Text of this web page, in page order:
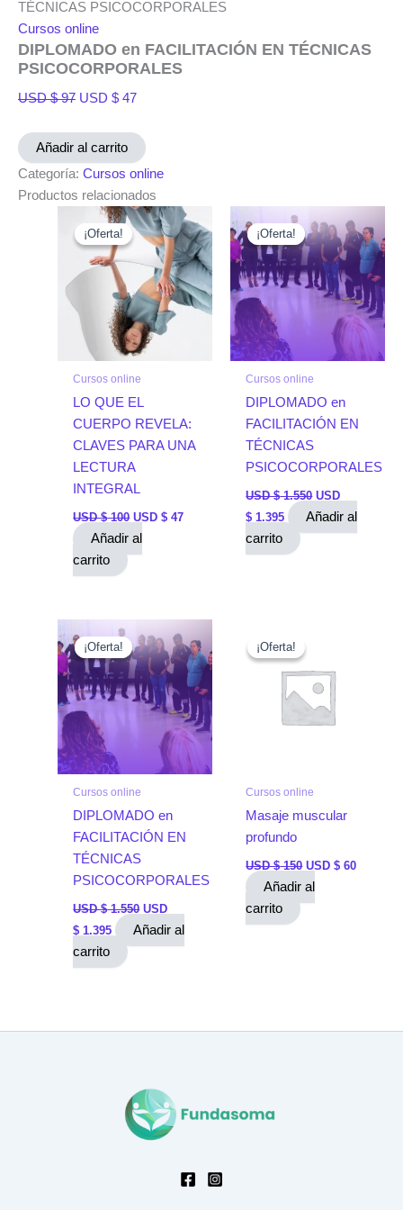
TÉCNICAS PSICOCORPORALES
Cursos online
DIPLOMADO en FACILITACIÓN EN TÉCNICAS
PSICOCORPORALES
USD $97 USD $ 47
Añadir al carrito
Categoría: Cursos online
Productos relacionados
¡Oferta!
¡Oferta!
Cursos online
LO QUE EL
CUERPO REVELA:
CLAVES PARA UNA
LECTURA
INTEGRAL
USD $100
El
precio
original
USD
$ 100.
USD $ 47
El
precio
actual
es:
USD
$ 47.
Añadir al
carrito
¡Oferta!
¡Oferta!
Cursos online
DIPLOMADO en
FACILITACIÓN EN
TÉCNICAS
PSICOCORPORALES
USD $1.550
precio
original
era:
USD
$ 1.550.
USD
$ 1.395
El
precio
actual
es:
USD
$ 1.395.
Añadir al
carrito
¡Oferta!
¡Oferta!
Cursos online
DIPLOMADO en
FACILITACIÓN EN
TÉCNICAS
PSICOCORPORALES
USD $1.550
precio
original
era:
USD
$ 1.550.
USD
$ 1.395
El
precio
actual
es:
USD
$ 1.395.
Añadir al
carrito
¡Oferta!
¡Oferta!
Cursos online
Masaje muscular
profundo
USD $150
original
era:
USD
$ 150.
USD $ 60
Añadir al
carrito